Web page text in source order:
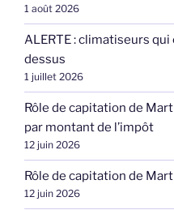
1 août 2026
ALERTE : climatiseurs
dessus
1 juillet 2026
Rôle de capitation de
par montant de l’impôt
12 juin 2026
Rôle de capitation de
12 juin 2026